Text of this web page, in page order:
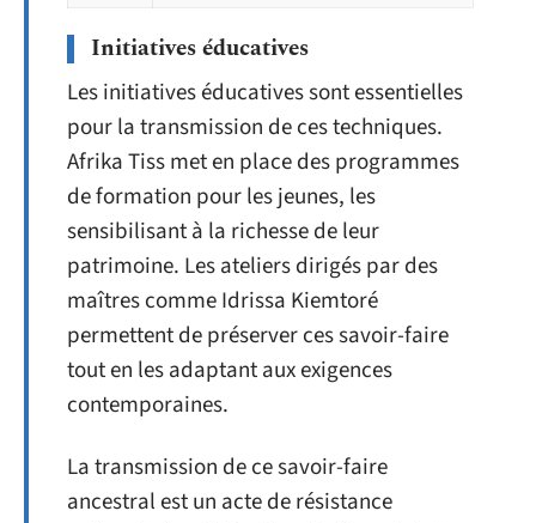
Initiatives éducatives
Les initiatives éducatives sont essentielles
pour la transmission de ces techniques.
Afrika Tiss met en place des programmes
de formation pour les jeunes, les
sensibilisant à la richesse de leur
patrimoine. Les ateliers dirigés par des
maîtres comme Idrissa Kiemtoré
permettent de préserver ces savoir-faire
tout en les adaptant aux exigences
contemporaines.
La transmission de ce savoir-faire
ancestral est un acte de résistance